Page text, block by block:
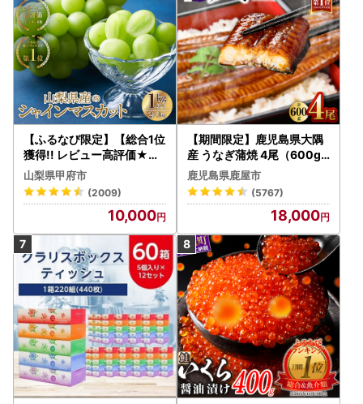
【ふるなび限定】【総合1位
獲得!! レビュー高評価★】
〈2026年度配送分〉山梨
県産 シャインマスカット 2
～3房（1.0kg以上）シャイ
ン フルーツ FN-Limited-S
P
山梨県甲府市
(2009)
10,000
【期間限定】鹿児島県大隅
産 うなぎ蒲焼 4尾（600g
） KN007-004-04-cp18
うなぎ 鰻 魚 惣菜 総菜
鹿児島県鹿屋市
(5767)
18,000